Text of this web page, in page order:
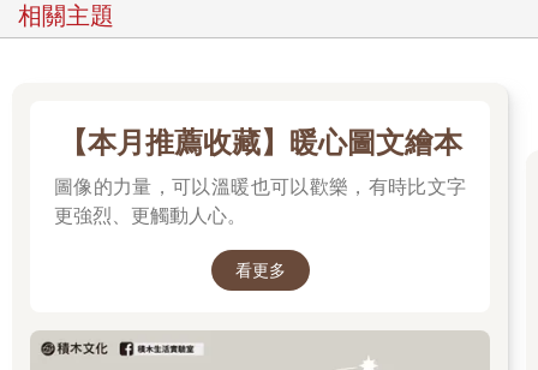
相關主題
【本月推薦收藏】暖心圖文繪本
圖像的力量，可以溫暖也可以歡樂，有時比文字
更強烈、更觸動人心。
看更多